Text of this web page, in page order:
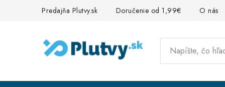
Predajňa Plutvy.sk Doručenie od 1,99€ O nás